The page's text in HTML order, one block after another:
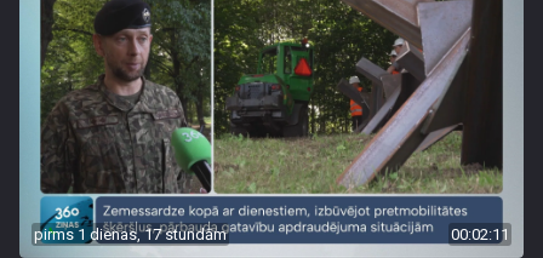
pirms 1 dienas, 17 stundām 00:02:11